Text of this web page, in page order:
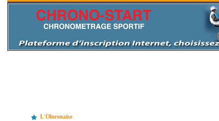
L'Oloronaise